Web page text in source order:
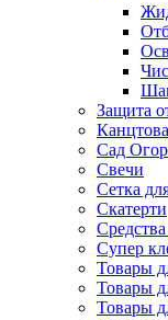
Защита
Сад
Свечи
Сетка
Скатерти
Супер
Товары
Товары
Товары